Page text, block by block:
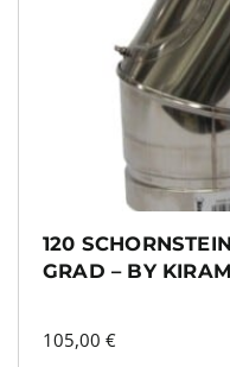
120
GRAD – BY
105,00 €